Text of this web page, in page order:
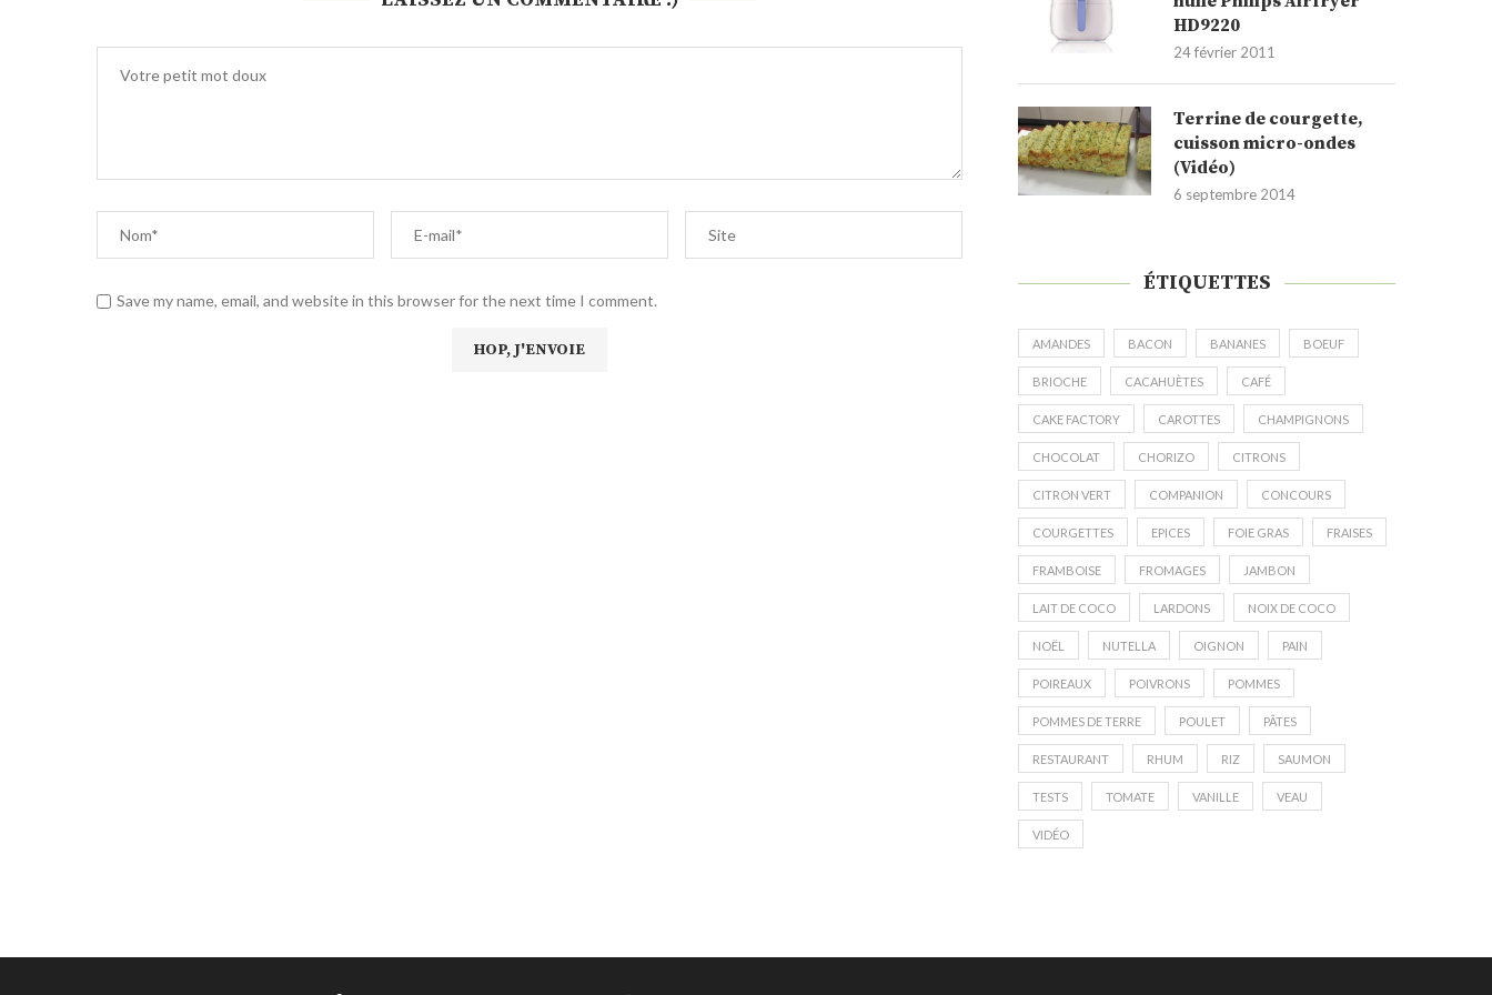
Save my name, email, and website in this browser for the next time I comment.
HD9220
24 février 2011
Terrine de courgette,
cuisson micro-ondes
(Vidéo)
6 septembre 2014
ÉTIQUETTES
AMANDES BACON BANANES BOEUF
BRIOCHE CACAHUÈTES CAFÉ
CAKE FACTORY CAROTTES CHAMPIGNONS
CHOCOLAT CHORIZO CITRONS
CITRON VERT COMPANION CONCOURS
COURGETTES EPICES FOIE GRAS FRAISES
FRAMBOISE FROMAGES JAMBON
LAIT DE COCO LARDONS NOIX DE COCO
NOËL NUTELLA OIGNON PAIN
POIREAUX POIVRONS POMMES
POMMES DE TERRE POULET PÂTES
RESTAURANT RHUM RIZ SAUMON
TESTS TOMATE VANILLE VEAU
VIDÉO